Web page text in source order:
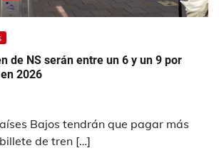
de NS serán entre un 6 y un 9 por
2026
Bajos tendrán que pagar más
de tren […]